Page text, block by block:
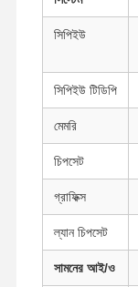
সিপিইউ
সিপিইউ টিডিপি
মেমরি
চিপসেট
গ্রাফিক্স
ল্যান চিপসেট
সামনের আই/ও